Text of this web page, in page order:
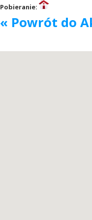
Pobieranie:
« Powrót do